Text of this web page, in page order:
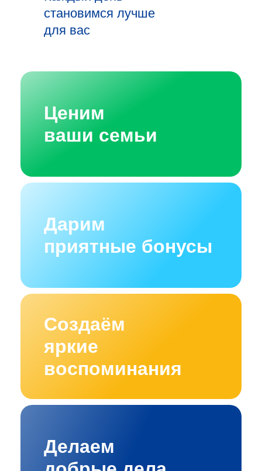
становимся лучше
для вас
Дарим
приятные бонусы
Ценим
ваши семьи
Создаём
яркие
воспоминания
Делаем